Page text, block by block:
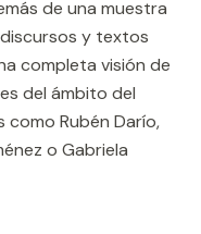
de una muestra
y textos
completa visión de
del ámbito del
Rubén Darío,
o Gabriela